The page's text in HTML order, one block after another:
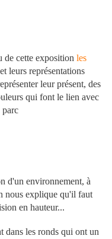
de cette exposition les
leurs représentations
leur présent, des
qui font le lien avec
d'un environnement, à
nous explique qu'il faut
en hauteur...
dans les ronds qui ont un